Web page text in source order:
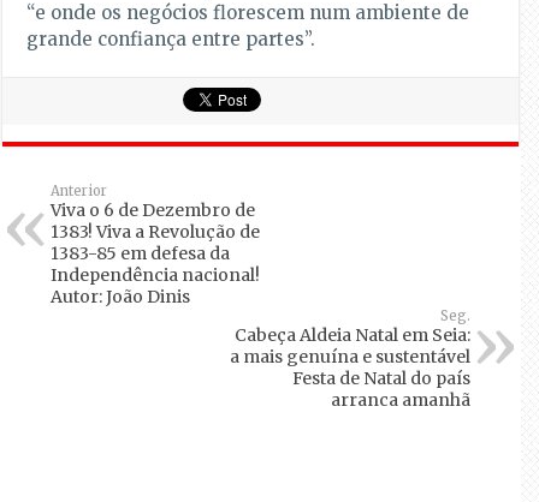
“e onde os negócios florescem num ambiente de
grande confiança entre partes”.
Anterior
Viva o 6 de Dezembro de
1383! Viva a Revolução de
1383-85 em defesa da
Independência nacional!
Autor: João Dinis
Seg.
Cabeça Aldeia Natal em Seia:
a mais genuína e sustentável
Festa de Natal do país
arranca amanhã